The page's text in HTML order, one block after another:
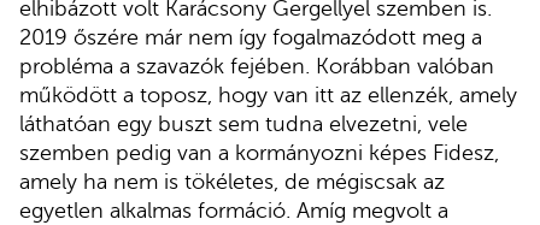
elhibázott volt Karácsony Gergellyel szemben is.
2019 őszére már nem így fogalmazódott meg a
probléma a szavazók fejében. Korábban valóban
működött a toposz, hogy van itt az ellenzék, amely
láthatóan egy buszt sem tudna elvezetni, vele
szemben pedig van a kormányozni képes Fidesz,
amely ha nem is tökéletes, de mégiscsak az
egyetlen alkalmas formáció. Amíg megvolt a